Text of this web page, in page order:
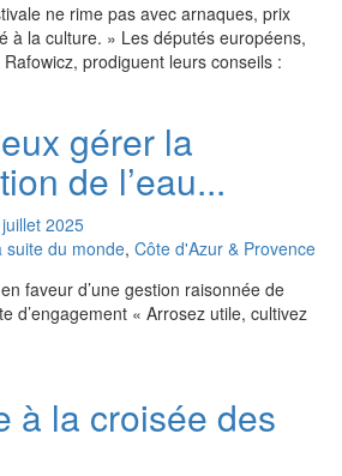
ne rime pas avec arnaques, prix
à la culture. » Les députés européens,
prodiguent leurs conseils :
gérer la
de l’eau...
juillet 2025
suite du monde, Côte d'Azur & Provence
faveur d’une gestion raisonnée de
d’engagement « Arrosez utile, cultivez
à la croisée des